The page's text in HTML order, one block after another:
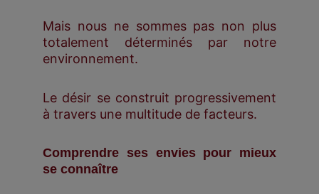
Mais nous ne sommes pas non plus
totalement déterminés par notre
environnement.
Le désir se construit progressivement
à travers une multitude de facteurs.
Comprendre ses envies pour mieux
se connaître